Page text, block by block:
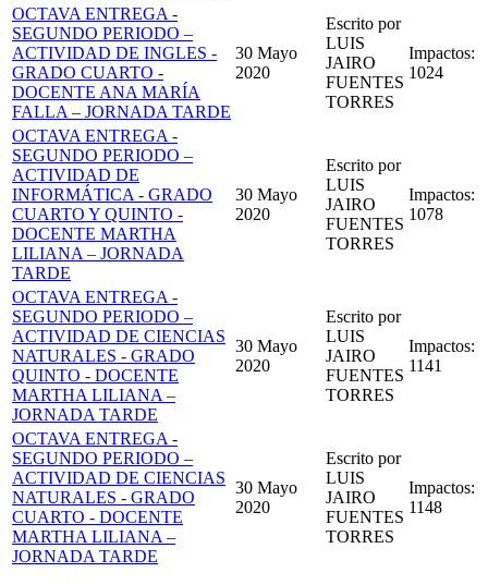
OCTAVA ENTREGA -
SEGUNDO PERIODO –
ACTIVIDAD DE INGLES -
GRADO CUARTO -
DOCENTE ANA MARÍA
FALLA – JORNADA TARDE
30 Mayo
2020
Escrito por
LUIS
JAIRO
FUENTES
TORRES
Impactos:
1024
OCTAVA ENTREGA -
SEGUNDO PERIODO –
ACTIVIDAD DE
INFORMÁTICA - GRADO
CUARTO Y QUINTO -
DOCENTE MARTHA
LILIANA – JORNADA
TARDE
30 Mayo
2020
Escrito por
LUIS
JAIRO
FUENTES
TORRES
Impactos:
1078
OCTAVA ENTREGA -
SEGUNDO PERIODO –
ACTIVIDAD DE CIENCIAS
NATURALES - GRADO
QUINTO - DOCENTE
MARTHA LILIANA –
JORNADA TARDE
30 Mayo
2020
Escrito por
LUIS
JAIRO
FUENTES
TORRES
Impactos:
1141
OCTAVA ENTREGA -
SEGUNDO PERIODO –
ACTIVIDAD DE CIENCIAS
NATURALES - GRADO
CUARTO - DOCENTE
MARTHA LILIANA –
JORNADA TARDE
30 Mayo
2020
Escrito por
LUIS
JAIRO
FUENTES
TORRES
Impactos:
1148